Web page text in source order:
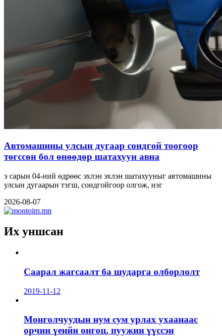
Автомашины улсын дугаар сондгой тоогоор
төгссөн бол өнөөдөр шатахуун авна
э сарын 04-ний өдрөөс эхлэн эхлэн шатахууныг автомашины
улсын дугаарын тэгш, сондгойгоор олгож, нэг
2026-08-07
Их уншсан
Саарал жагсаалт ба шударга олборлолт
2019-11-12
Монголчуудын нум сум урлах ухаанаас
орчин үеийн онгоц, пуужин үүссэн